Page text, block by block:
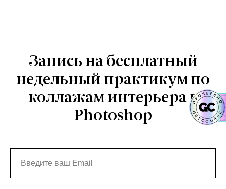
Запись на бесплатный
недельный практикум по
коллажам интерьера в
Photoshop